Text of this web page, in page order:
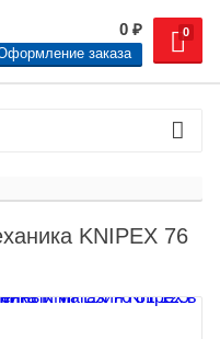
0
0 ₽
заказа
KNIPEX 76